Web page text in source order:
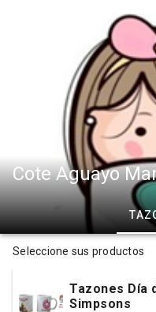
Cote Aguayo
Seleccione sus productos
Tazones Día
Simpsons